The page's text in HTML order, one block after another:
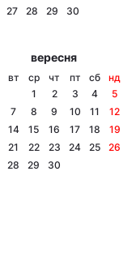
27 28 29 30
вересня
вт ср чт пт сб
нд
1
2 3 4
5
7 8 9 10 11
12
14 15 16 17 18
19
21 22 23 24 25
26
28 29 30